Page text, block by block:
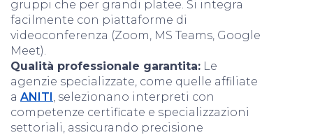
gruppi che per grandi platee. Si integra
facilmente con piattaforme di
videoconferenza (Zoom, MS Teams, Google
Meet).
Qualità professionale garantita: Le
agenzie specializzate, come quelle affiliate
a ANITI, selezionano interpreti con
competenze certificate e specializzazioni
settoriali, assicurando precisione